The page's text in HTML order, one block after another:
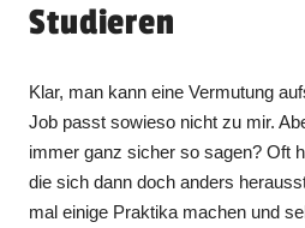
Studieren
Klar, man kann eine Vermutung
Job passt sowieso nicht zu mir.
immer ganz sicher so sagen? Oft
die sich dann doch anders
mal einige Praktika machen und